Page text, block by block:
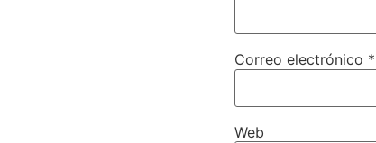
Correo electrónico *
Web